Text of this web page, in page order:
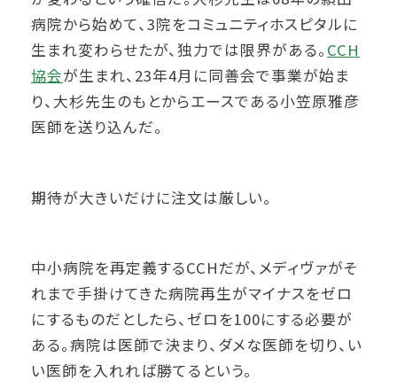
病院から始めて、3院をコミュニティホスピタルに
生まれ変わらせたが、独力では限界がある。 CCH
協会が生まれ、23年4月に同善会で事業が始ま
り、大杉先生のもとからエースである小笠原雅彦
医師を送り込んだ。
期待が大きいだけに注文は厳しい。
中小病院を再定義するCCHだが、メディヴァがそ
れまで手掛けてきた病院再生がマイナスをゼロ
にするものだとしたら、ゼロを100にする必要が
ある。病院は医師で決まり、ダメな医師を切り、い
い医師を入れれば勝てるという。